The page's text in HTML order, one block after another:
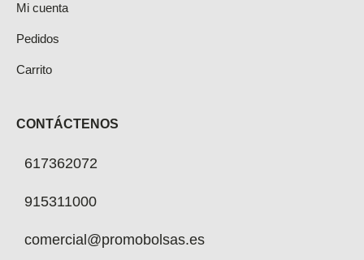
Mi cuenta
Pedidos
Carrito
CONTÁCTENOS
617362072
915311000
comercial@promobolsas.es